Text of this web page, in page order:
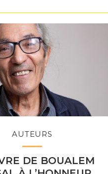
AUTEURS
DE BOUALEM